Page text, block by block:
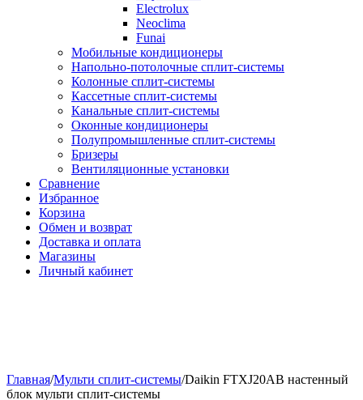
Electrolux
Neoclima
Funai
Мобильные кондиционеры
Напольно-потолоч​ные ​сплит-системы
Колонные ​​сплит-системы
Кассетные сплит-системы
Канальные сплит-системы
Оконные кондиционеры
Полупромышленные сплит-системы
Бризеры
Вентиляционные установки
Сравнение
Избранное
Корзина
Обмен и возврат
Доставка и оплата
Магазины
Личный кабинет
Главная/Мульти сплит-системы/Daikin FTXJ20AB настенный
блок мульти сплит-системы